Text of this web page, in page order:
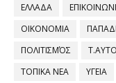
ΕΛΛΑΔΑ
ΟΙΚΟΝΟΜΙΑ
ΠΟΛΙΤΙΣΜΌΣ
ΤΟΠΙΚΑ ΝΕΑ
ΥΓΕΙΑ